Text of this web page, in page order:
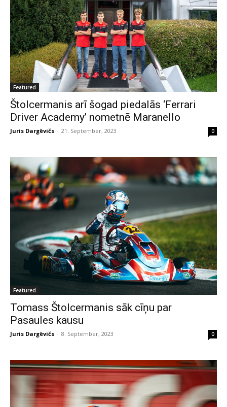
Featured
Štolcermanis arī šogad piedalās ‘Ferrari
Driver Academy’ nometnē Maranello
Juris Dargēvičs - 21. September, 2023 0
Featured
Tomass Štolcermanis sāk cīņu par
Pasaules kausu
Juris Dargēvičs - 8. September, 2023 0